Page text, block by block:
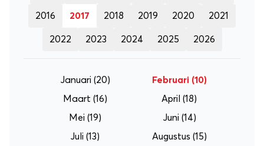
2016 2017 2018 2019 2020 2021
2022 2023 2024 2025 2026
Januari (20) Februari (10)
Maart (16) April (18)
Mei (19) Juni (14)
Juli (13) Augustus (15)